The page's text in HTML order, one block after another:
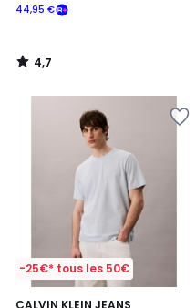
44,95 €
4,7
/
-25€* tous les 50€
CALVIN KLEIN JEANS